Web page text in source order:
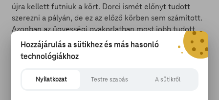
újra kellett futniuk a kört. Dorci ismét előnyt tudott
szerezni a pályán, de ez az előző körben sem számított.
Azonban az ügyességi gyakorlatban most jobb tudott
lenni Dorci, így elveszett a Bajnokok pontja és a Kihívók
jöttek fel 6-3-ra.
Olivér és Adu párharca következett. Adu elképesztő
Hozzájárulás a sütikhez és más hasonló
technológiákhoz
Nyilatkozat Testre szabás A sütikről